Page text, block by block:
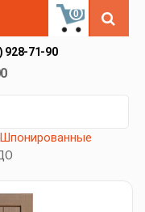
0
928-71-90
Шпонированные